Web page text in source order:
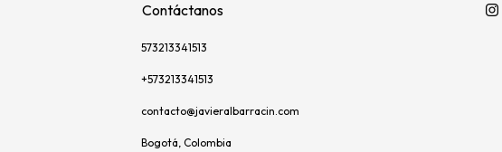
Contáctanos
573213341513
+573213341513
contacto@javieralbarracin.com
Bogotá, Colombia